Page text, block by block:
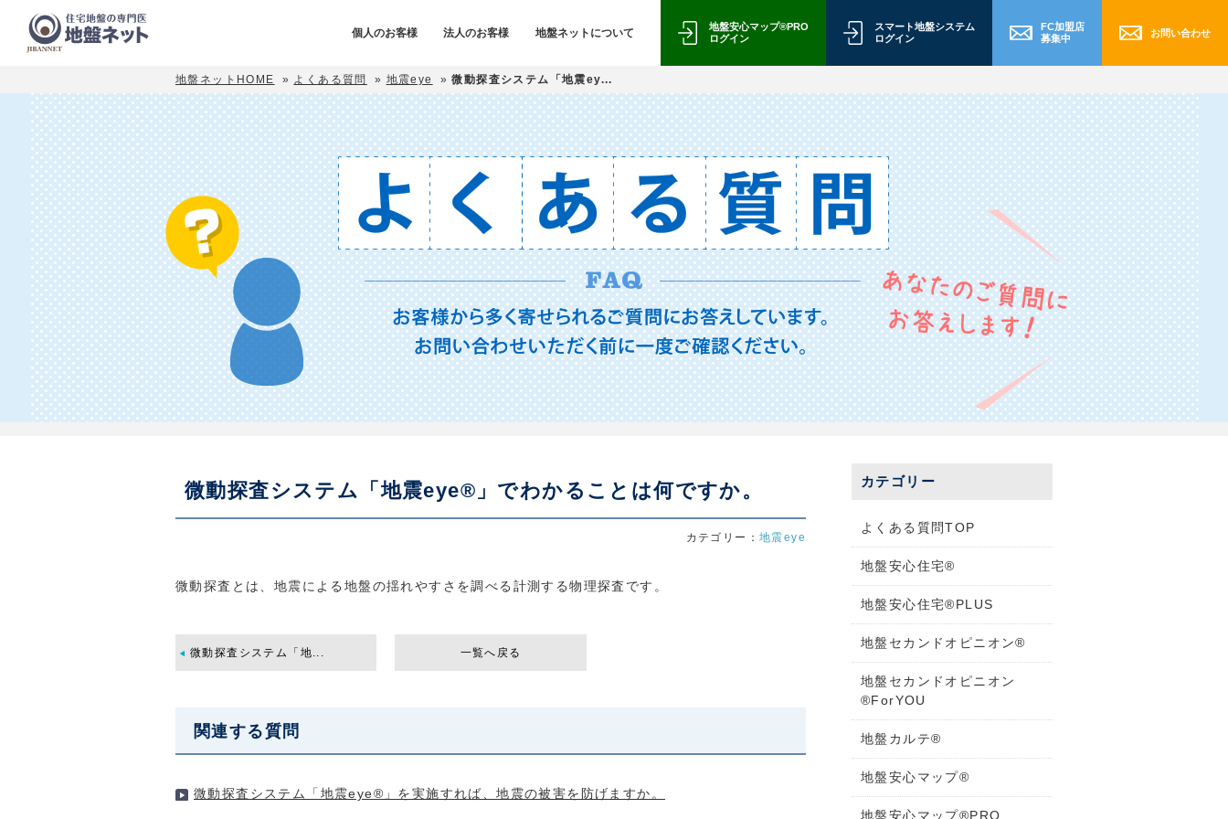
個人のお客様 法人のお客様 地盤ネットについて
地盤安心マップ®PRO
ログイン
スマート地盤システム
ログイン
FC加盟店
募集中
お問い合わせ
地盤ネットHOME » よくある質問 » 地震eye »微動探査システム「地震ey...
微動探査システム「地震eye®」でわかることは何ですか。
カテゴリー： 地震eye
微動探査とは、 地震による地盤の揺れやすさを調べる計測する物理探査です。
微動探査システム「地... 一覧へ戻る
関連する質問
微動探査システム「地震eye®」を実施すれば、地震の被害を防げますか。
カテゴリー
よくある質問TOP
地盤安心住宅®
地盤安心住宅®PLUS
地盤セカンドオピニオン®
地盤セカンドオピニオン
®ForYOU
地盤カルテ®
地盤安心マップ®
地盤安心マップ®PRO